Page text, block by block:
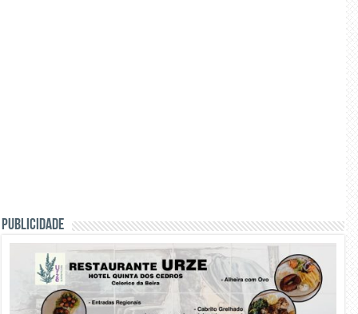
PUBLICIDADE